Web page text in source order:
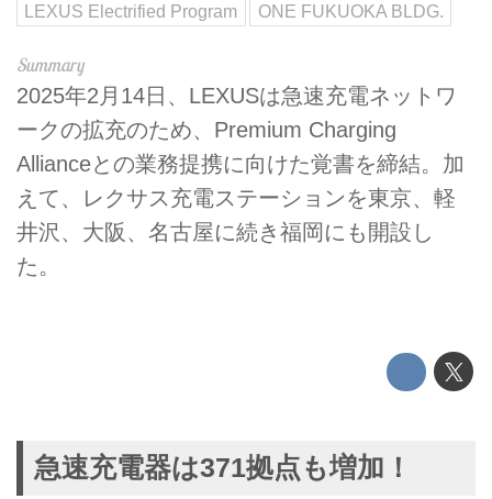
LEXUS Electrified Program
ONE FUKUOKA BLDG.
2025年2月14日、LEXUSは急速充電ネットワ
ークの拡充のため、Premium Charging
Allianceとの業務提携に向けた覚書を締結。加
えて、レクサス充電ステーションを東京、軽
井沢、大阪、名古屋に続き福岡にも開設し
た。
急速充電器は371拠点も増加！